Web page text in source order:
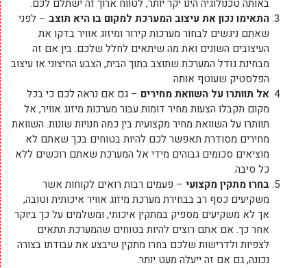
באותה טכנולוגיה הינו יקר יותר, לטווח ארוך זה ישתלם לכם.
התאימו נכון את עיצוב המערכת למקום בו היא תוצב – לפני
שאתם ניגשים לבחור מערכות קירור ומיזוג אוויר בדקו את
העיצובים השונים ואת מה שיתאים לחלל שלכם. בין אם זה
מבחינת גודל המערכת שתוצב בתוך הבית, הצבע החיצוני או עיצוב
הפלסטיק שעוטף אותה.
אל תוותרו על השוואת מחירים – גם אם נראה לכם כי בכל
מקום תקבלו הצעות מחיר דומות עבור מערכות מיזוג אוויר, אל
תוותרו על השוואת מחיר מקצועית בין כמה חנויות שונות. השוואת
מחירים מסודרת תאפשר לכם להיות בטוחים בכך שאתם לא
מוציאים סכומים גבוהים מידי אל המערכת שאתם רוכשים ללא
כל סיבה.
בחרו מתקין מקצועי – פעמים רבות רואים לקוחות אשר
משקיעים כסף רב בבחירת מערכת מיזוג אוויר איכותית וטובה,
אך לא משקיעים מספיק במתקין איכותי, ומשלמים על כך ביוקר
אחר כך. אם אתם רוצים להיות בטוחים שהמערכת תתאים
לצפיות ולדרישות שלכם בחרו מתקין שיבצע את עבודתו בצורה
נכונה, גם אם זה ייעלה מעט יותר.